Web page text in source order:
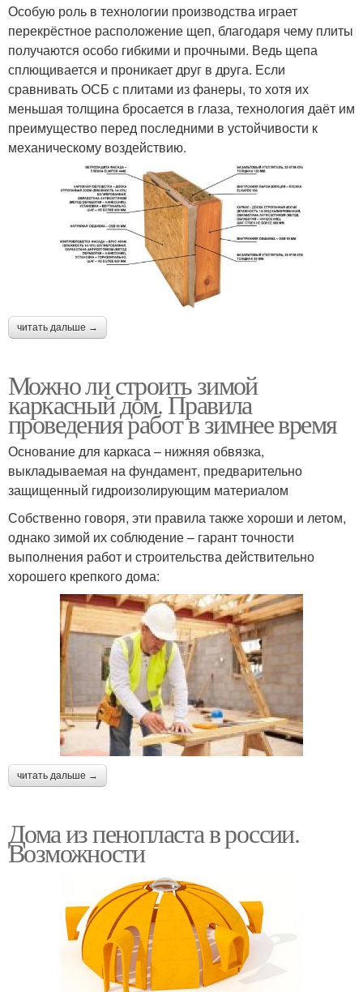
Особую роль в технологии производства играет
перекрёстное расположение щеп, благодаря чему плиты
получаются особо гибкими и прочными. Ведь щепа
сплющивается и проникает друг в друга. Если
сравнивать ОСБ с плитами из фанеры, то хотя их
меньшая толщина бросается в глаза, технология даёт им
преимущество перед последними в устойчивости к
механическому воздействию.
читать дальше →
Можно ли строить зимой
каркасный дом. Правила
проведения работ в зимнее время
Основание для каркаса – нижняя обвязка,
выкладываемая на фундамент, предварительно
защищенный гидроизолирующим материалом
Собственно говоря, эти правила также хороши и летом,
однако зимой их соблюдение – гарант точности
выполнения работ и строительства действительно
хорошего крепкого дома:
читать дальше →
Дома из пенопласта в россии.
Возможности